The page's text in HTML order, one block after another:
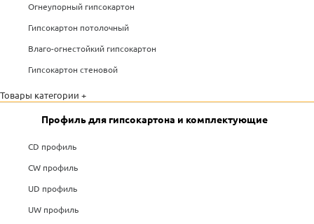
Огнеупорный гипсокартон
Гипсокартон потолочный
Влаго-огнестойкий гипсокартон
Гипсокартон стеновой
Товары категории +
Профиль для гипсокартона и комплектующие
CD профиль
CW профиль
UD профиль
UW профиль